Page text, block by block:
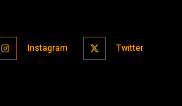
Instagram Twitter